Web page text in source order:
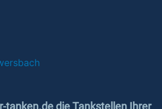
tanken.de die Tankstellen Ihrer